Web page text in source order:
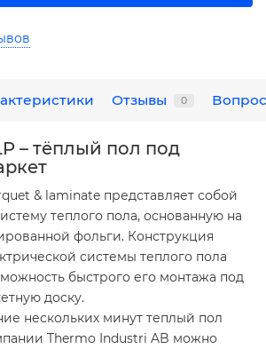
Отзывы 0
– тёплый пол под
& laminate представляет собой
теплого пола, основанную на
фольги. Конструкция
системы теплого пола
быстрого его монтажа под
доску.
нескольких минут теплый пол
Thermo Industri AB можно